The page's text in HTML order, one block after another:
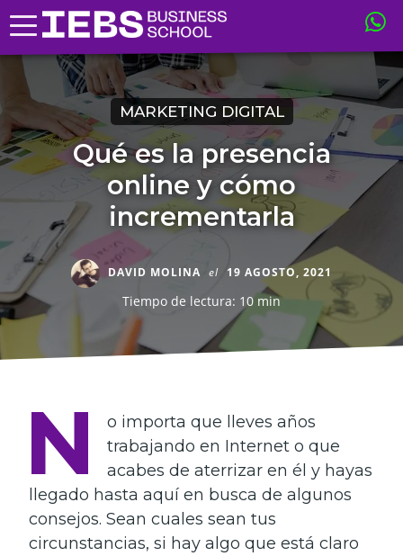
MARKETING DIGITAL
Qué es la presencia
online y cómo
incrementarla
DAVID MOLINA el 19 AGOSTO, 2021
Tiempo de lectura: 10 min
N
o importa que lleves años
trabajando en Internet o que
acabes de aterrizar en él y hayas
llegado hasta aquí en busca de algunos
consejos. Sean cuales sean tus
circunstancias, si hay algo que está claro